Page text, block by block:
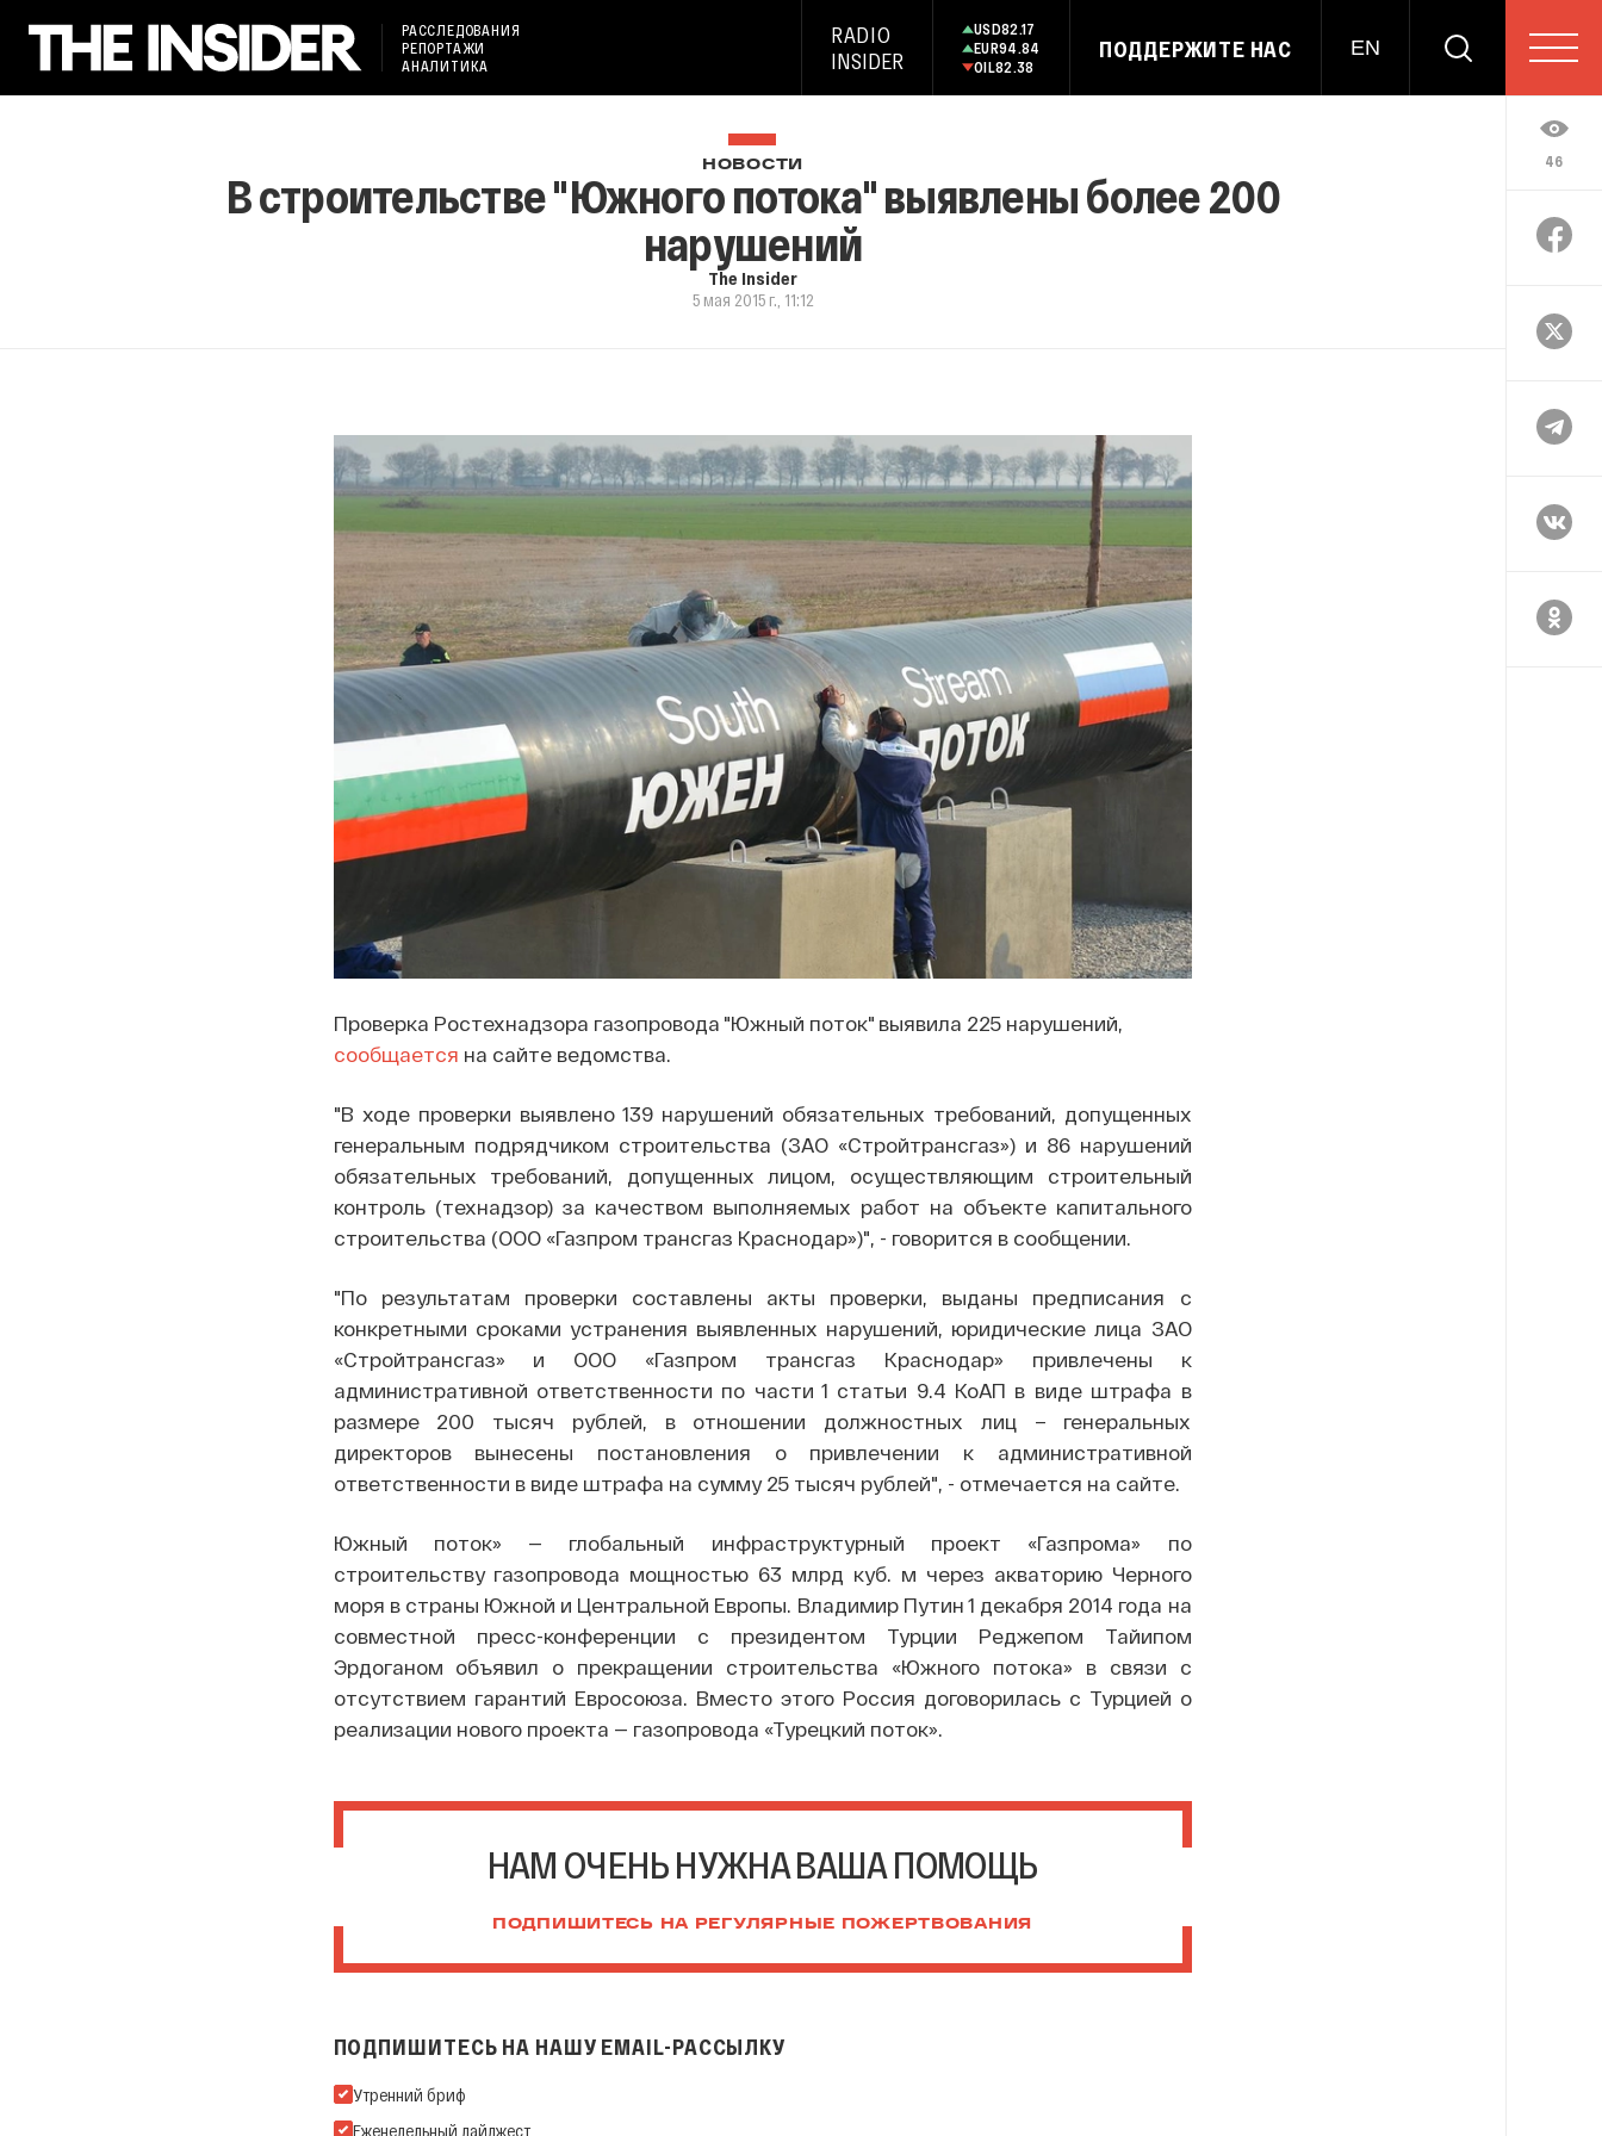
РАССЛЕДОВАНИЯ
РЕПОРТАЖИ
АНАЛИТИКА
RADIO
INSIDER
USD82.17
EUR94.84
OIL82.38
ПОДДЕРЖИТЕ НАС EN
46
НОВОСТИ
В строительстве "Южного потока" выявлены более 200
нарушений
The Insider
5 мая 2015 г., 11:12
Проверка Ростехнадзора газопровода "Южный поток" выявила 225 нарушений,
сообщается на сайте ведомства.
"В ходе проверки выявлено 139 нарушений обязательных требований, допущенных
генеральным подрядчиком строительства (ЗАО «Стройтрансгаз») и 86 нарушений
обязательных требований, допущенных лицом, осуществляющим строительный
контроль (технадзор) за качеством выполняемых работ на объекте капитального
строительства (ООО «Газпром трансгаз Краснодар»)", - говорится в сообщении.
"По результатам проверки составлены акты проверки, выданы предписания с
конкретными сроками устранения выявленных нарушений, юридические лица ЗАО
«Стройтрансгаз» и ООО «Газпром трансгаз Краснодар» привлечены к
административной ответственности по части 1 статьи 9.4 КоАП в виде штрафа в
размере 200 тысяч рублей, в отношении должностных лиц – генеральных
директоров вынесены постановления о привлечении к административной
ответственности в виде штрафа на сумму 25 тысяч рублей", - отмечается на сайте.
Южный поток» — глобальный инфраструктурный проект «Газпрома» по
строительству газопровода мощностью 63 млрд куб. м через акваторию Черного
моря в страны Южной и Центральной Европы. Владимир Путин 1 декабря 2014 года на
совместной пресс-конференции с президентом Турции Реджепом Тайипом
Эрдоганом объявил о прекращении строительства «Южного потока» в связи с
отсутствием гарантий Евросоюза. Вместо этого Россия договорилась с Турцией о
реализации нового проекта — газопровода «Турецкий поток».
НАМ ОЧЕНЬ НУЖНА ВАША ПОМОЩЬ
ПОДПИШИТЕСЬ НА РЕГУЛЯРНЫЕ ПОЖЕРТВОВАНИЯ
ПОДПИШИТЕСЬ НА НАШУ EMAIL-РАССЫЛКУ
Подпишитесь на нашу Email-рассылку
Утренний бриф
Еженедельный дайджест